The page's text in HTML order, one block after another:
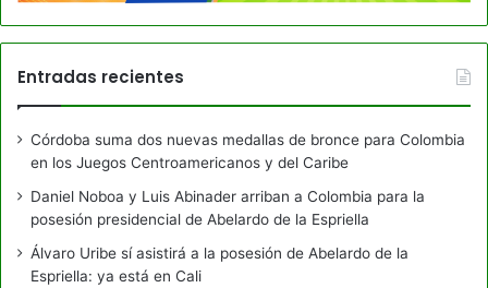
Entradas recientes
Córdoba suma dos nuevas medallas de bronce para Colombia
en los Juegos Centroamericanos y del Caribe
Daniel Noboa y Luis Abinader arriban a Colombia para la
posesión presidencial de Abelardo de la Espriella
Álvaro Uribe sí asistirá a la posesión de Abelardo de la
Espriella: ya está en Cali